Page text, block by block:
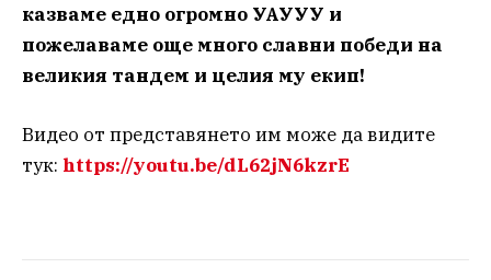
казваме едно огромно УАУУУ и
пожелаваме още много славни победи на
великия тандем и целия му екип!
Видео от представянето им може да видите
тук: https://youtu.be/dL62jN6kzrE